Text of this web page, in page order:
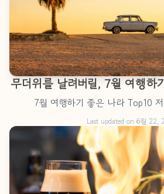
무더위를 날려버릴, 7월 여행하
7월 여행하기 좋은 나라 Top10
Last updated on 6월 22,